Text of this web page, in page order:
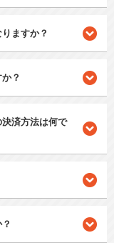
ますか？
？
済方法は何で